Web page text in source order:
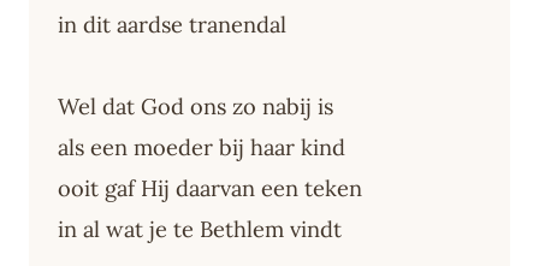
in dit aardse tranendal
Wel dat God ons zo nabij is
als een moeder bij haar kind
ooit gaf Hij daarvan een teken
in al wat je te Bethlem vindt